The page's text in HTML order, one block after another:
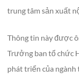
trung tâm sản xuất
Thông tin này được
Trưởng ban tổ chức
phát triển của ngành